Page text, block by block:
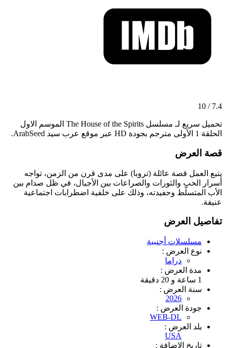
7.4 / 10
تحميل سريع لـ مسلسل The House of the Spirits الموسم الاول
الحلقة 1 الأولى مترجم بجودة HD عبر موقع عرب سيد ArabSeed.
قصة العرض
يتبع العمل قصة عائلة (تروبا) على مدى قرن من الزمن، تواجه
أسرار الحب والثورات والصراعات بين الأجيال، في ظل صدام بين
الأب المتسلّط وحفيدته، وذلك على خلفية اضطرابات اجتماعية
عنيفة.
تفاصيل العرض
مسلسلات أجنبية
نوع العرض :
دراما
مدة العرض :
1 ساعة و 20 دقيقة
سنة العرض :
2026
جودة العرض :
WEB-DL
بلد العرض :
USA
تاريخ الاضافة :